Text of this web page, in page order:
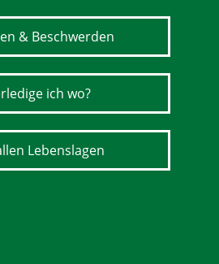
& Beschwerden
ich wo?
Lebenslagen